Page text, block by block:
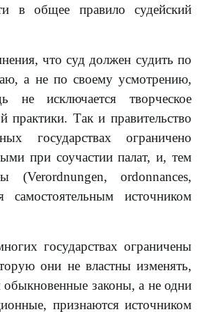
в общее правило судейский
что суд должен судить по
а не по своему усмотрению,
не исключается творческое
практики. Так и правительство
государствах ограничено
при соучастии палат, и, тем
(Verordnungen, ordonnances,
самостоятельным источником
государствах ограничены
они не властны изменять,
обыкновенные законы, а не одни
признаются источником